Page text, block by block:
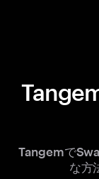
Tangemで
な方